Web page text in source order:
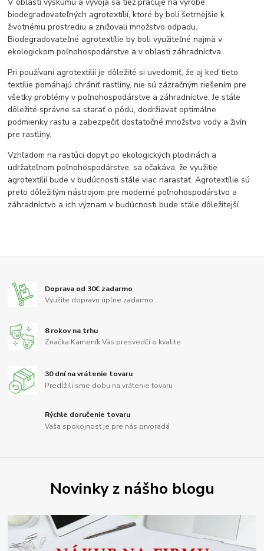
V oblasti výskumu a vývoja sa tiež pracuje na výrobe
biodegradovateľných agrotextílií, ktoré by boli šetrnejšie k
životnému prostrediu a znižovali množstvo odpadu.
Biodegradovateľné agrotextílie by boli využiteľné najmä v
ekologickom poľnohospodárstve a v oblasti záhradníctva.
Pri používaní agrotextílií je dôležité si uvedomiť, že aj keď tieto
textílie pomáhajú chrániť rastliny, nie sú zázračným riešením pre
všetky problémy v poľnohospodárstve a záhradníctve. Je stále
dôležité správne sa starať o pôdu, dodržiavať optimálne
podmienky rastu a zabezpečiť dostatočné množstvo vody a živín
pre rastliny.
Vzhľadom na rastúci dopyt po ekologických plodinách a
udržateľnom poľnohospodárstve, sa očakáva, že využitie
agrotextílií bude v budúcnosti stále viac narastať. Agrotextílie sú
preto dôležitým nástrojom pre moderné poľnohospodárstvo a
záhradníctvo a ich význam v budúcnosti bude stále dôležitejší.
Doprava od 30€ zadarmo
Využite dopravu úplne zadarmo
8 rokov na trhu
Značka Kameník Vás presvedčí o kvalite
30 dní na vrátenie tovaru
Predĺžili sme dobu na vrátenie tovaru
Rýchle doručenie tovaru
Vaša spokojnosť je pre nás prvoradá
Novinky z nášho blogu